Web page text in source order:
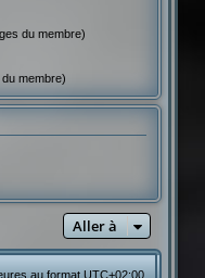
du membre)
membre)
Aller à
au formatUTC+02:00